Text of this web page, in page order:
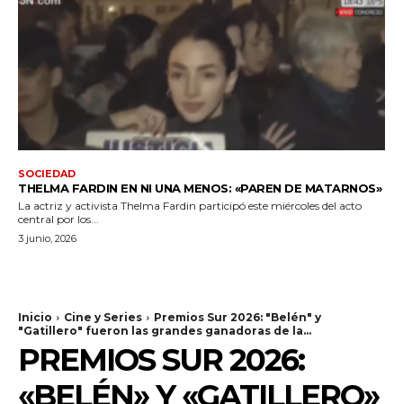
SOCIEDAD
THELMA FARDIN EN NI UNA MENOS: «PAREN DE MATARNOS»
La actriz y activista Thelma Fardin participó este miércoles del acto
central por los...
3 junio, 2026